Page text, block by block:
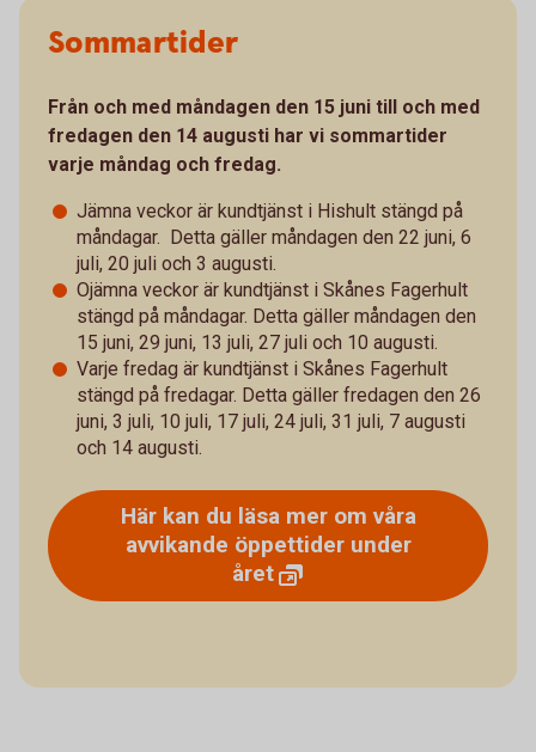
Sommartider
Från och med måndagen den 15 juni till och med
fredagen den 14 augusti har vi sommartider
varje måndag och fredag.
Jämna veckor är kundtjänst i Hishult stängd på
måndagar. Detta gäller måndagen den 22 juni, 6
juli, 20 juli och 3 augusti.
Ojämna veckor är kundtjänst i Skånes Fagerhult
stängd på måndagar. Detta gäller måndagen den
15 juni, 29 juni, 13 juli, 27 juli och 10 augusti.
Varje fredag är kundtjänst i Skånes Fagerhult
stängd på fredagar. Detta gäller fredagen den 26
juni, 3 juli, 10 juli, 17 juli, 24 juli, 31 juli, 7 augusti
och 14 augusti.
Här kan du läsa mer om våra
avvikande öppettider under
året